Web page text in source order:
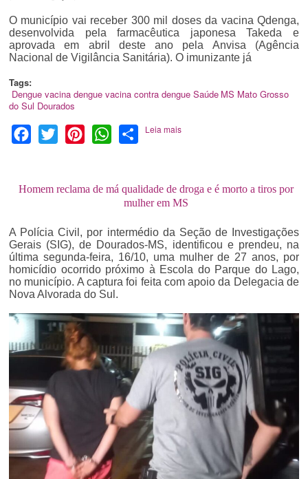
O município vai receber 300 mil doses da vacina Qdenga,
desenvolvida pela farmacêutica japonesa Takeda e
aprovada em abril deste ano pela Anvisa (Agência
Nacional de Vigilância Sanitária). O imunizante já
Tags:
Dengue vacina dengue vacina contra dengue Saúde MS Mato Grosso
do Sul Dourados
Facebook
Twitter PinterestWhatsApp
Share
Leia mais
Homem reclama de má qualidade de droga e é morto a tiros por
mulher em MS
A Polícia Civil, por intermédio da Seção de Investigações
Gerais (SIG), de Dourados-MS, identificou e prendeu, na
última segunda-feira, 16/10, uma mulher de 27 anos, por
homicídio ocorrido próximo à Escola do Parque do Lago,
no município. A captura foi feita com apoio da Delegacia de
Nova Alvorada do Sul.